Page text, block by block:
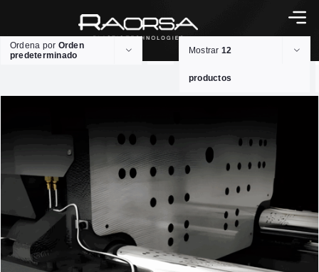
Ordena por Orden
predeterminado
Mostrar 12
productos